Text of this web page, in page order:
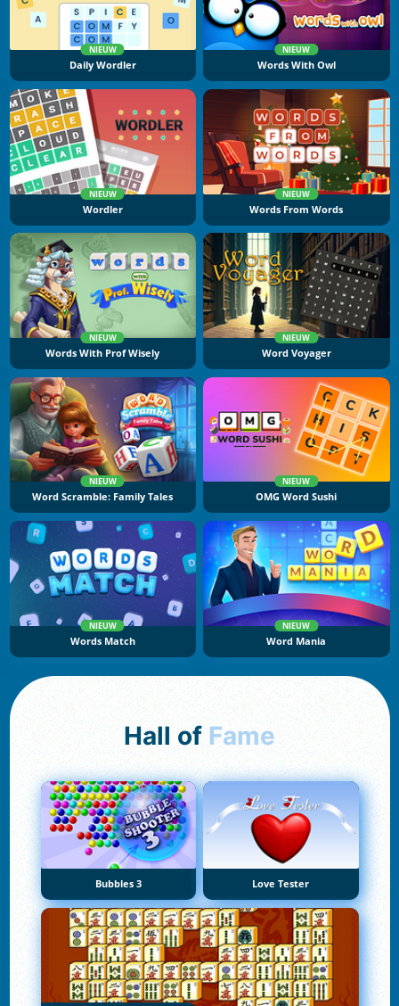
NIEUW
Daily Wordler
NIEUW
Words With Owl
NIEUW
Wordler
NIEUW
Words From Words
NIEUW
Words With Prof Wisely
NIEUW
Word Voyager
NIEUW
Word Scramble: Family Tales
NIEUW
OMG Word Sushi
NIEUW
Words Match
NIEUW
Word Mania
Hall of Fame
Bubbles 3 Love Tester